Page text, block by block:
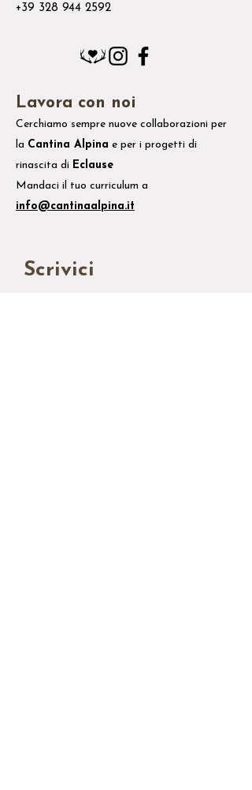
+39 328 944 2592
Lavora con noi
Cerchiamo sempre nuove collaborazioni per
la Cantina Alpina e per i progetti di
rinascita di Eclause
Mandaci il tuo curriculum a
info@cantinaalpina.it
Scrivici